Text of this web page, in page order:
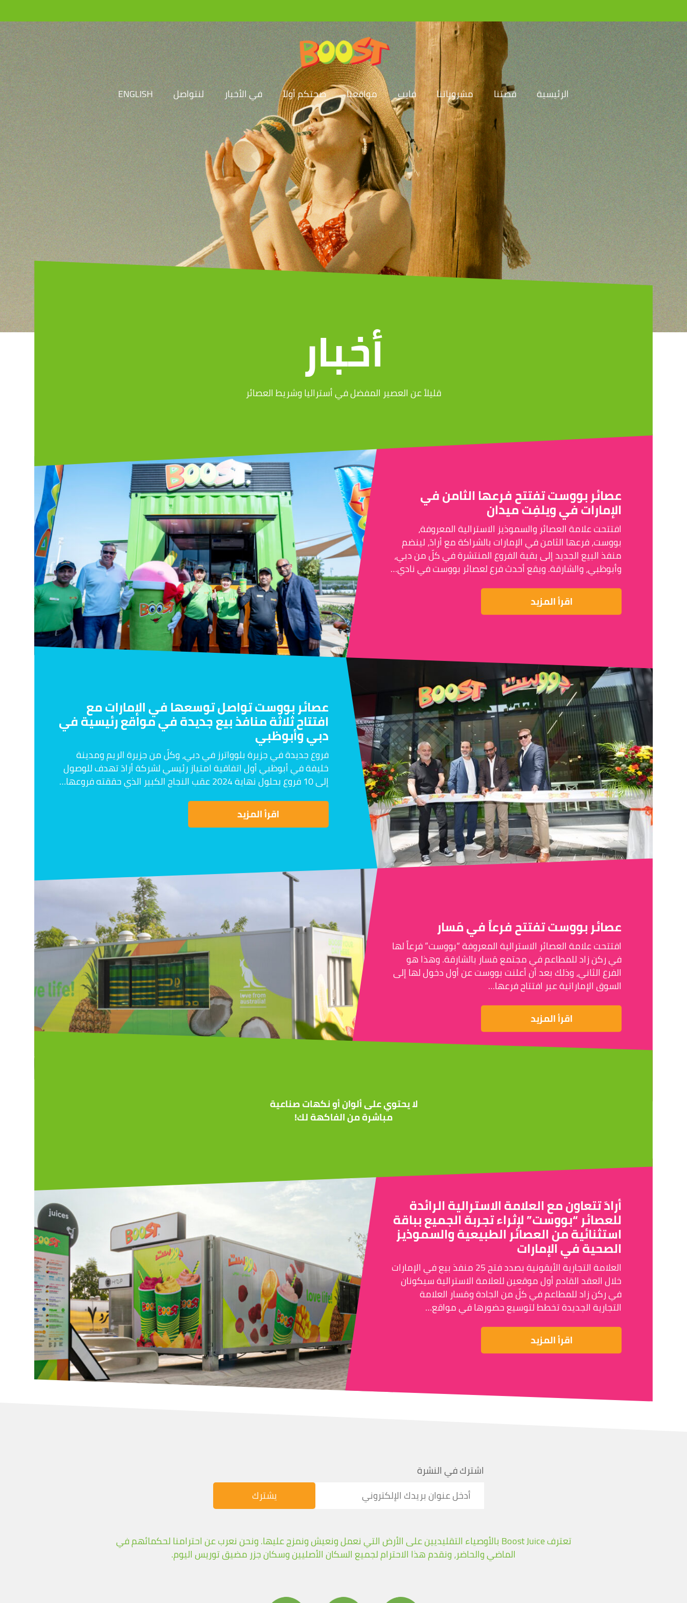
الرئيسية قصتنا مشروباتنا فايب مواقعنا صحتكم أولاً في الأخبار لنتواصل ENGLISH
أخبار
قليلاً عن العصير المفضل في أستراليا وشريط العصائر
عصائر بووست تفتتح فرعها الثامن في
الإمارات في ويلفِت ميدان
افتتحت علامة العصائر والسموذيز الاسترالية المعروفة،
بووست، فرعها الثامن في الإمارات بالشراكة مع أرادَ، لينضم
منفذ البيع الجديد إلى بقية الفروع المنتشرة في كلّ من دبي،
وأبوظبي، والشارقة. ويقع أحدث فرع لعصائر بووست في نادي…
اقرأ المزيد
عصائر بووست تواصل توسعها في الإمارات مع
افتتاح ثلاثة منافذ بيع جديدة في مواقع رئيسية في
دبي وأبوظبي
فروع جديدة في جزيرة بلوواترز في دبي، وكلّ من جزيرة الريم ومدينة
خليفة في أبوظبي أول اتفاقية امتياز رئيسي لشركة أرادَ تهدف للوصول
إلى 10 فروع بحلول نهاية 2024 عقب النجاح الكبير الذي حققته فروعها…
اقرأ المزيد
عصائر بووست تفتتح فرعاً في مَسار
افتتحت علامة العصائر الاسترالية المعروفة “بووست” فرعاً لها
في ركن زاد للمطاعم في مجتمع مَسار بالشارقة. وهذا هو
الفرع الثاني، وذلك بعد أن أعلنت بووست عن أول دخول لها إلى
السوق الإماراتية عبر افتتاح فرعها…
اقرأ المزيد
لا يحتوي على ألوان أو نكهات صناعية
مباشرة من الفاكهة لك!
أرادَ تتعاون مع العلامة الاسترالية الرائدة
للعصائر “بووست” لإثراء تجربة الجميع بباقة
استثنائية من العصائر الطبيعية والسموذيز
الصحية في الإمارات
العلامة التجارية الأيقونية بصدد فتح 25 منفذ بيع في الإمارات
خلال العقد القادم أول موقعين للعلامة الاسترالية سيكونان
في ركن زاد للمطاعم في كلّ من الجادة ومَسار العلامة
التجارية الجديدة تخطط لتوسيع حضورها في مواقع…
اقرأ المزيد
اشترك في النشرة
تعترف Boost Juice بالأوصياء التقليديين على الأرض التي نعمل ونعيش ونمزج عليها. ونحن نعرب عن احترامنا لحكمائهم في
الماضي والحاضر، ونقدم هذا الاحترام لجميع السكان الأصليين وسكان جزر مضيق توريس اليوم.